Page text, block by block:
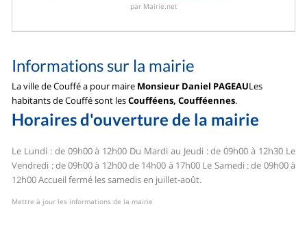
par Mairie.net
Informations sur la mairie
La ville de Couffé a pour maire Monsieur Daniel PAGEAULes
habitants de Couffé sont lesCoufféens, Coufféennes.
Horaires d'ouverture de la mairie
Le Lundi : de 09h00 à 12h00 Du Mardi au Jeudi : de 09h00 à 12h30Le
Vendredi : de 09h00 à 12h00 de 14h00 à 17h00Le Samedi : de 09h00 à
12h00Accueil fermé les samedis en juillet-août.
Mettre à jour les informations de la mairie